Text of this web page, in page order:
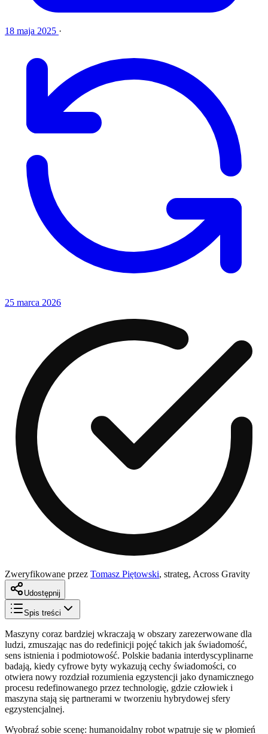
18 maja 2025 ·
25 marca 2026
Zweryfikowane przez Tomasz Piętowski, strateg, Across Gravity
Udostępnij
Spis treści
Maszyny coraz bardziej wkraczają w obszary zarezerwowane dla
ludzi, zmuszając nas do redefinicji pojęć takich jak świadomość,
sens istnienia i podmiotowość. Polskie badania interdyscyplinarne
badają, kiedy cyfrowe byty wykazują cechy świadomości, co
otwiera nowy rozdział rozumienia egzystencji jako dynamicznego
procesu redefinowanego przez technologię, gdzie człowiek i
maszyna stają się partnerami w tworzeniu hybrydowej sfery
egzystencjalnej.
Wyobraź sobie scenę: humanoidalny robot wpatruje się w płomień